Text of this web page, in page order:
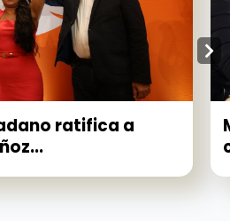
ratifica a